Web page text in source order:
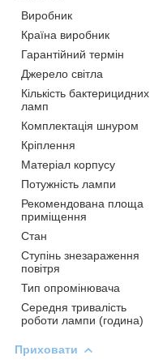
Виробник
Країна виробник
Гарантійний термін
Джерело світла
Кількість бактерицидних
ламп
Комплектація шнуром
Кріплення
Матеріал корпусу
Потужність лампи
Рекомендована площа
приміщення
Стан
Ступінь знезараження
повітря
Тип опромінювача
Середня тривалість
роботи лампи (година)
Приховати